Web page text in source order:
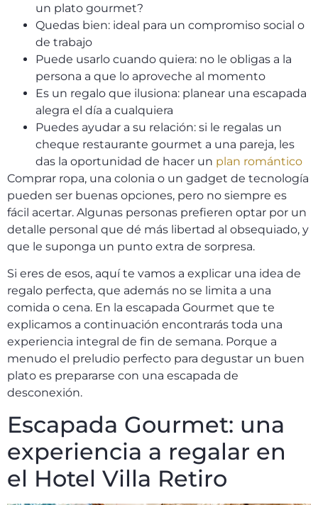
un plato gourmet?
Quedas bien: ideal para un compromiso social o
de trabajo
Puede usarlo cuando quiera: no le obligas a la
persona a que lo aproveche al momento
Es un regalo que ilusiona: planear una escapada
alegra el día a cualquiera
Puedes ayudar a su relación: si le regalas un
cheque restaurante gourmet a una pareja, les
das la oportunidad de hacer un plan romántico
Comprar ropa, una colonia o un gadget de tecnología
pueden ser buenas opciones, pero no siempre es
fácil acertar. Algunas personas prefieren optar por un
detalle personal que dé más libertad al obsequiado, y
que le suponga un punto extra de sorpresa.
Si eres de esos, aquí te vamos a explicar una idea de
regalo perfecta, que además no se limita a una
comida o cena. En la escapada Gourmet que te
explicamos a continuación encontrarás toda una
experiencia integral de fin de semana. Porque a
menudo el preludio perfecto para degustar un buen
plato es prepararse con una escapada de
desconexión.
Escapada Gourmet: una
experiencia a regalar en
el Hotel Villa Retiro